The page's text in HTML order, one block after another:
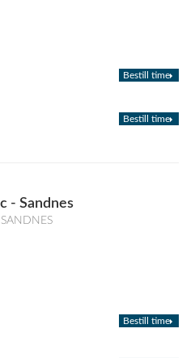
Bestill time
Bestill time
- Sandnes
Bestill time